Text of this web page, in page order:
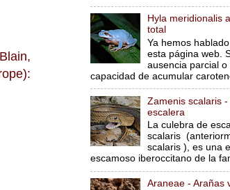
Hyla meridionalis
total
Ya hemos
esta página web.
ausencia parcial o
capacidad de acumular
Zamenis scalaris
escalera
La culebra de
scalaris
scalaris ), es una
escamoso iberoccitano de la
Araneae - Arañas